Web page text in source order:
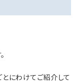
にわけてご紹介して